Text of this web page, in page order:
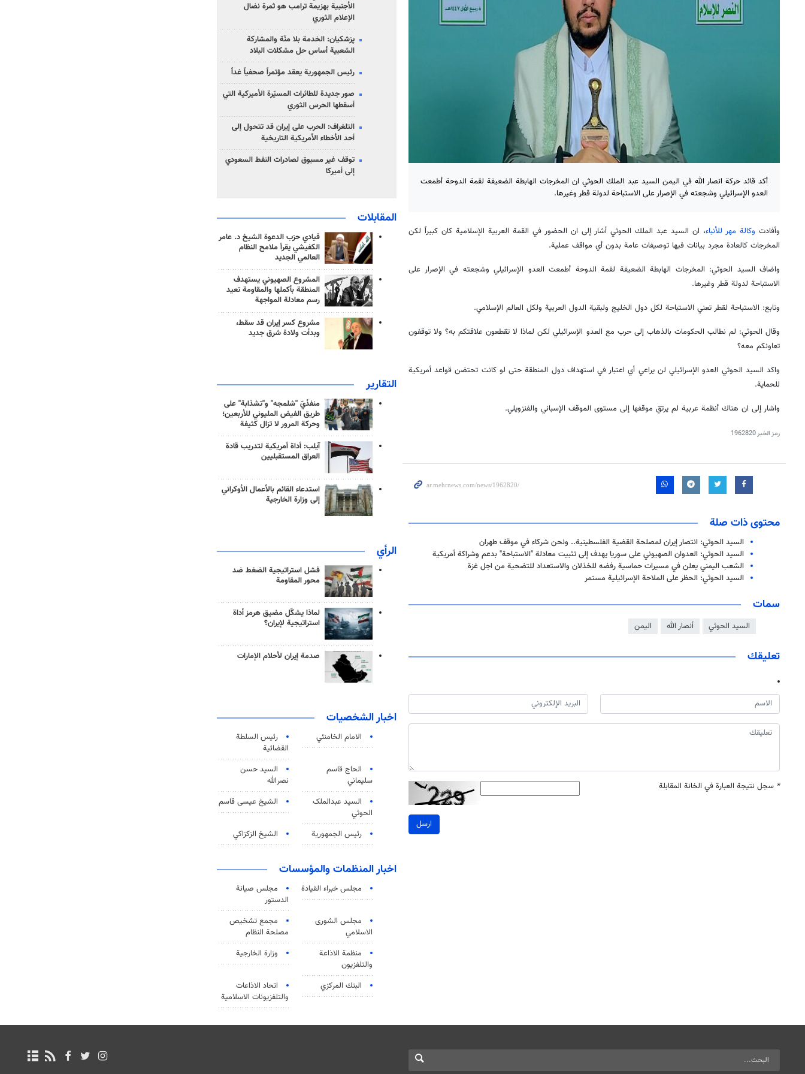
أكد قائد حركة انصار الله في اليمن السيد عبد الملك الحوثي ان المخرجات الهابطة الضعيفة لقمة الدوحة أطمعت
العدو الإسرائيلي وشجعته في الإصرار على الاستباحة لدولة قطر وغيرها.
وأفادت وكالة مهر للأنباء، ان السيد عبد الملك الحوثي أشار إلى ان الحضور في القمة العربية الإسلامية كان كبيراً لكن
المخرجات كالعادة مجرد بيانات فيها توصيفات عامة بدون أي مواقف عملية.
واضاف السيد الحوثي: المخرجات الهابطة الضعيفة لقمة الدوحة أطمعت العدو الإسرائيلي وشجعته في الإصرار على
الاستباحة لدولة قطر وغيرها.
وتابع: الاستباحة لقطر تعني الاستباحة لكل دول الخليج ولبقية الدول العربية ولكل العالم الإسلامي.
وقال الحوثي: لم نطالب الحكومات بالذهاب إلى حرب مع العدو الإسرائيلي لكن لماذا لا تقطعون علاقتكم به؟ ولا توقفون
تعاونكم معه؟
واكد السيد الحوثي العدو الإسرائيلي لن يراعي أي اعتبار في استهداف دول المنطقة حتى لو كانت تحتضن قواعد أمريكية
للحماية.
واشار إلى ان هناك أنظمة عربية لم يرتقِ موقفها إلى مستوى الموقف الإسباني والفنزويلي.
رمز الخبر1962820
محتوى ذات صلة
السيد الحوثي: انتصار إيران لمصلحة القضية الفلسطينية.. ونحن شركاء في موقف طهران
السيد الحوثي: العدوان الصهيوني على سوريا يهدف إلى تثبيت معادلة "الاستباحة" بدعم وشراكة أمريكية
الشعب اليمني يعلن في مسيرات حماسية رفضه للخذلان والاستعداد للتضحية من اجل غزة
السيد الحوثي: الحظر على الملاحة الإسرائيلية مستمر
سمات
السيد الحوثي أنصار الله اليمن
تعليقك
* سجل نتيجة العبارة في الخانة المقابلة
ارسل
الأجنبية بهزيمة ترامب هو ثمرة نضال
الإعلام الثوري
پزشکیان: الخدمة بلا منّة والمشاركة
الشعبية أساس حل مشكلات البلاد
رئيس الجمهورية يعقد مؤتمراً صحفياً غداً
صور جديدة للطائرات المسيّرة الأميركية التي
أسقطها الحرس الثوري
التلغراف: الحرب على إيران قد تتحول إلى
أحد الأخطاء الأمريكية التاريخية
توقف غير مسبوق لصادرات النفط السعودي
إلى أميركا
المقابلات
قيادي حزب الدعوة الشيخ د. عامر
الكفيشي يقرأ ملامح النظام
العالمي الجديد
المشروع الصهيوني يستهدف
المنطقة بأكملها والمقاومة تعيد
رسم معادلة المواجهة
مشروع كسر إيران قد سقط،
وبدأت ولادة شرق جديد
التقارير
منفذَيّ "شلمجه" و"تشذابة" على
طريق الفيض المليوني للأربعين؛
وحركة المرور لا تزال كثيفة
آيلب: أداة أمريكية لتدريب قادة
العراق المستقبليين
استدعاء القائم بالأعمال الأوكراني
إلى وزارة الخارجية
الرأي
فشل استراتيجية الضغط ضد
محور المقاومة
لماذا يشكّل مضيق هرمز أداة
استراتيجية لإيران؟
صدمة إيران لأحلام الإمارات
اخبار الشخصيات
الامام الخامنئي
رئیس السلطة
القضائیة
الحاج قاسم
سليماني
السيد حسن
نصرالله
السید عبدالملک
الحوثي
الشيخ عيسى قاسم
رئيس الجمهورية الشيخ الزكزاكي
اخبار المنظمات والمؤسسات
مجلس خبراء القيادة
مجلس صيانة
الدستور
مجلس الشورى
الاسلامي
مجمع تشخيص
مصلحة النظام
منظمة الاذاعة
والتلفزیون
وزارة الخارجية
البنك المركزي
اتحاد الاذاعات
والتلفزيونات الاسلامية